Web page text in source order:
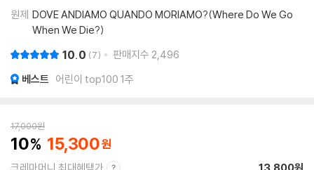
원제 DOVE ANDIAMO QUANDO MORIAMO?(Where Do We Go
When We Die?)
10.0 7 판매지수 2,496
베스트 어린이 top100 1주
17,000원
10 15,300